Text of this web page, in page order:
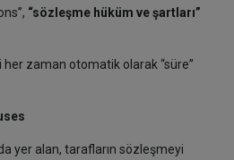
“sözleşme hüküm ve şartları”
her zaman otomatik olarak “süre”
yer alan, tarafların sözleşmeyi